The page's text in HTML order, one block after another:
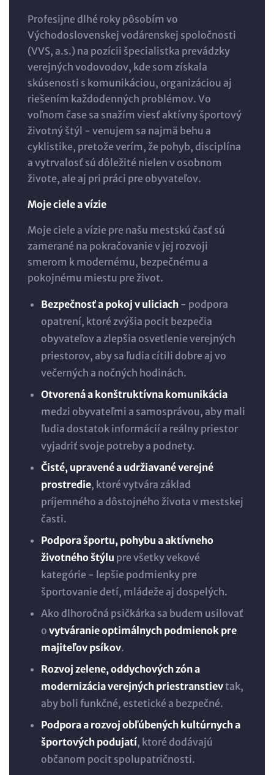
Profesijne dlhé roky pôsobím vo
Východoslovenskej vodárenskej spoločnosti
(VVS, a.s.) na pozícii špecialistka prevádzky
verejných vodovodov, kde som získala
skúsenosti s komunikáciou, organizáciou aj
riešením každodenných problémov. Vo
voľnom čase sa snažím viesť aktívny športový
životný štýl - venujem sa najmä behu a
cyklistike, pretože verím, že pohyb, disciplína
a vytrvalosť sú dôležité nielen v osobnom
živote, ale aj pri práci pre obyvateľov.
Moje ciele a vízie
Moje ciele a vízie pre našu mestskú časť sú
zamerané na pokračovanie v jej rozvoji
smerom k modernému, bezpečnému a
pokojnému miestu pre život.
Bezpečnosť a pokoj v uliciach - podpora
opatrení, ktoré zvýšia pocit bezpečia
obyvateľov a zlepšia osvetlenie verejných
priestorov, aby sa ľudia cítili dobre aj vo
večerných a nočných hodinách.
Otvorená a konštruktívna komunikácia
medzi obyvateľmi a samosprávou, aby mali
ľudia dostatok informácií a reálny priestor
vyjadriť svoje potreby a podnety.
Čisté, upravené a udržiavané verejné
prostredie, ktoré vytvára základ
príjemného a dôstojného života v mestskej
časti.
Podpora športu, pohybu a aktívneho
životného štýlu pre všetky vekové
kategórie - lepšie podmienky pre
športovanie detí, mládeže aj dospelých.
Ako dlhoročná psičkárka sa budem usilovať
o vytváranie optimálnych podmienok pre
majiteľov psíkov.
Rozvoj zelene, oddychových zón a
modernizácia verejných priestranstievtak,
aby boli funkčné, estetické a bezpečné.
Podpora a rozvoj obľúbených kultúrnych a
športových podujatí, ktoré dodávajú
občanom pocit spolupatričnosti.